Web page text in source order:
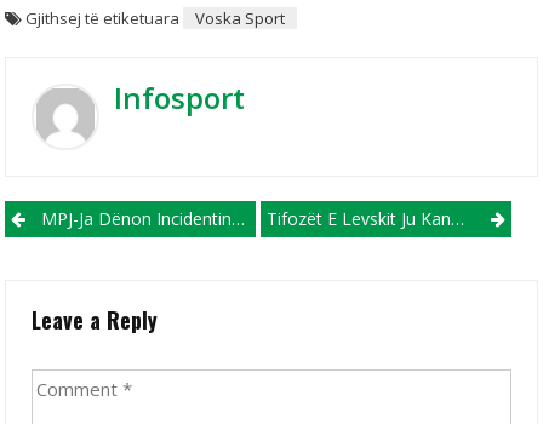
Gjithsej të etiketuara Voska Sport
Infosport
Post navigation
MPJ-Ja Dënon Incidentin Në Çair Nga Tifozët Bullgar Tifozët E Levskit Ju Kanosen “Shvercerave”: Më Mirë Mos Ejani Në Sofje!
Leave a Reply